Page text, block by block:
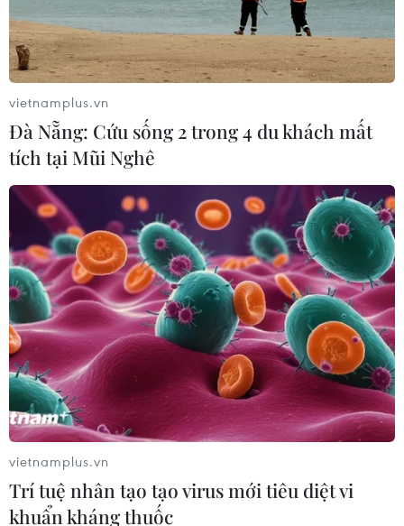
vietnamplus.vn
Đà Nẵng: Cứu sống 2 trong 4 du khách mất
tích tại Mũi Nghê
vietnamplus.vn
Trí tuệ nhân tạo tạo virus mới tiêu diệt vi
khuẩn kháng thuốc